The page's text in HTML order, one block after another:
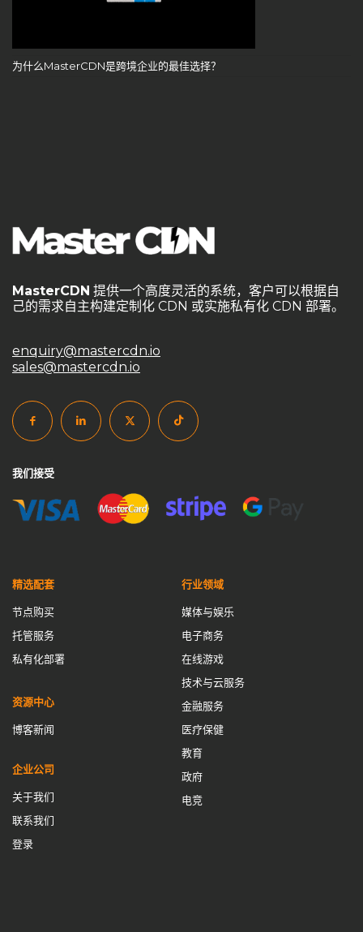
为什么MasterCDN是跨境企业的最佳选择？
MasterCDN 提供一个高度灵活的系统，客户可以根据自
己的需求自主构建定制化 CDN 或实施私有化 CDN 部署。
enquiry@mastercdn.io
sales@mastercdn.io
我们接受
精选配套
节点购买
托管服务
私有化部署
行业领域
媒体与娱乐
电子商务
在线游戏
技术与云服务
金融服务
医疗保健
教育
政府
电竞
资源中心
博客新闻
企业公司
关于我们
联系我们
登录